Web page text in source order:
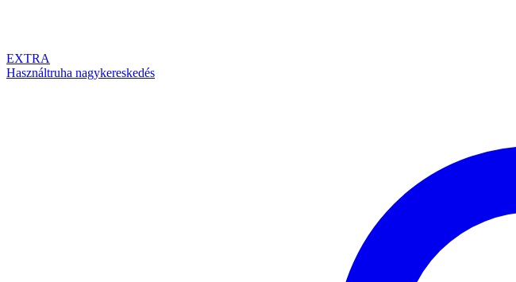
EXTRA
Használtruha nagykereskedés